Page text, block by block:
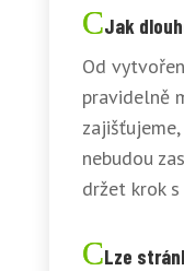
Jak
Od
pravidelně
nebudou
držet krok s
Lze